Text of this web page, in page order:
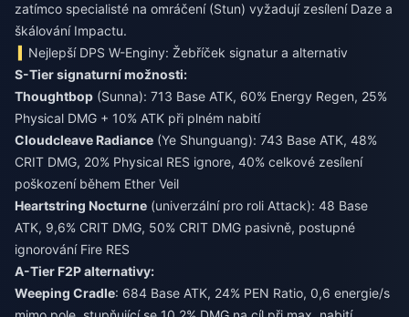
zatímco specialisté na omráčení (Stun) vyžadují zesílení Daze a
škálování Impactu.
Nejlepší DPS W-Enginy: Žebříček signatur a alternativ
S-Tier signaturní možnosti:
Thoughtbop (Sunna): 713 Base ATK, 60% Energy Regen, 25%
Physical DMG + 10% ATK při plném nabití
Cloudcleave Radiance (Ye Shunguang): 743 Base ATK, 48%
CRIT DMG, 20% Physical RES ignore, 40% celkové zesílení
poškození během Ether Veil
Heartstring Nocturne (univerzální pro roli Attack): 48 Base
ATK, 9,6% CRIT DMG, 50% CRIT DMG pasivně, postupné
ignorování Fire RES
A-Tier F2P alternativy:
Weeping Cradle: 684 Base ATK, 24% PEN Ratio, 0,6 energie/s